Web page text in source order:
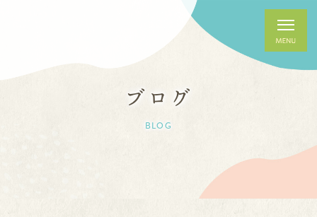
ブログ
BLOG